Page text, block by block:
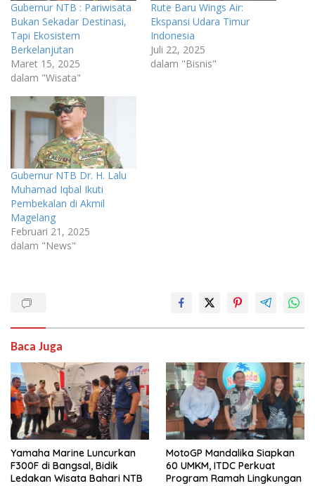
Gubernur NTB : Pariwisata
Bukan Sekadar Destinasi,
Tapi Ekosistem
Berkelanjutan
Maret 15, 2025
dalam "Wisata"
Rute Baru Wings Air:
Ekspansi Udara Timur
Indonesia
Juli 22, 2025
dalam "Bisnis"
Gubernur NTB Dr. H. Lalu
Muhamad Iqbal Ikuti
Pembekalan di Akmil
Magelang
Februari 21, 2025
dalam "News"
Baca Juga
Yamaha Marine Luncurkan
F300F di Bangsal, Bidik
Ledakan Wisata Bahari NTB
MotoGP Mandalika Siapkan
60 UMKM, ITDC Perkuat
Program Ramah Lingkungan